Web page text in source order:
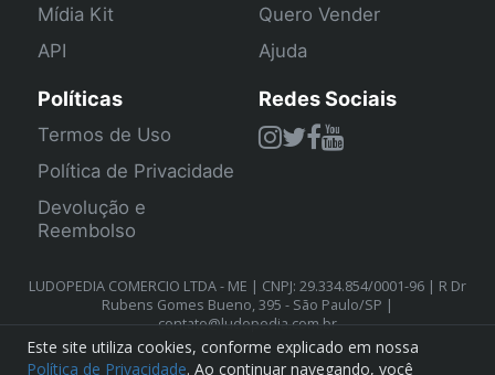
Mídia Kit
API
Quero Vender
Ajuda
Políticas
Termos de Uso
Política de Privacidade
Devolução e
Reembolso
Redes Sociais
LUDOPEDIA COMERCIO LTDA - ME | CNPJ: 29.334.854/0001-96 | R Dr
Rubens Gomes Bueno, 395 - São Paulo/SP |
contato@ludopedia.com.br
Este site utiliza cookies, conforme explicado em nossa
Política de Privacidade. Ao continuar navegando, você